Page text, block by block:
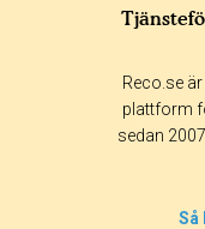
Reco.se
plattform
sedan
Så